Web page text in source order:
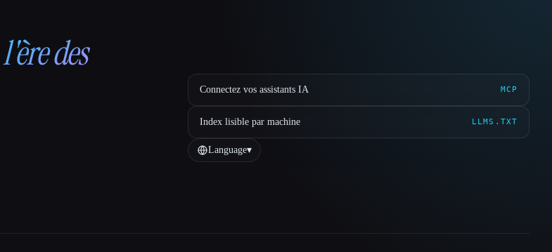
l'ère des
Connectez vos assistants IA MCP
Index lisible par machine LLMS.TXT
Language▾